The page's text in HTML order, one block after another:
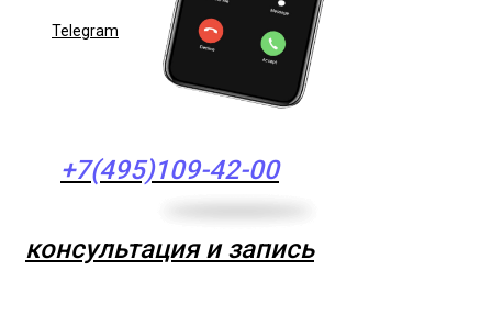
Telegram
+7(495)109-42-00
консультация и запись